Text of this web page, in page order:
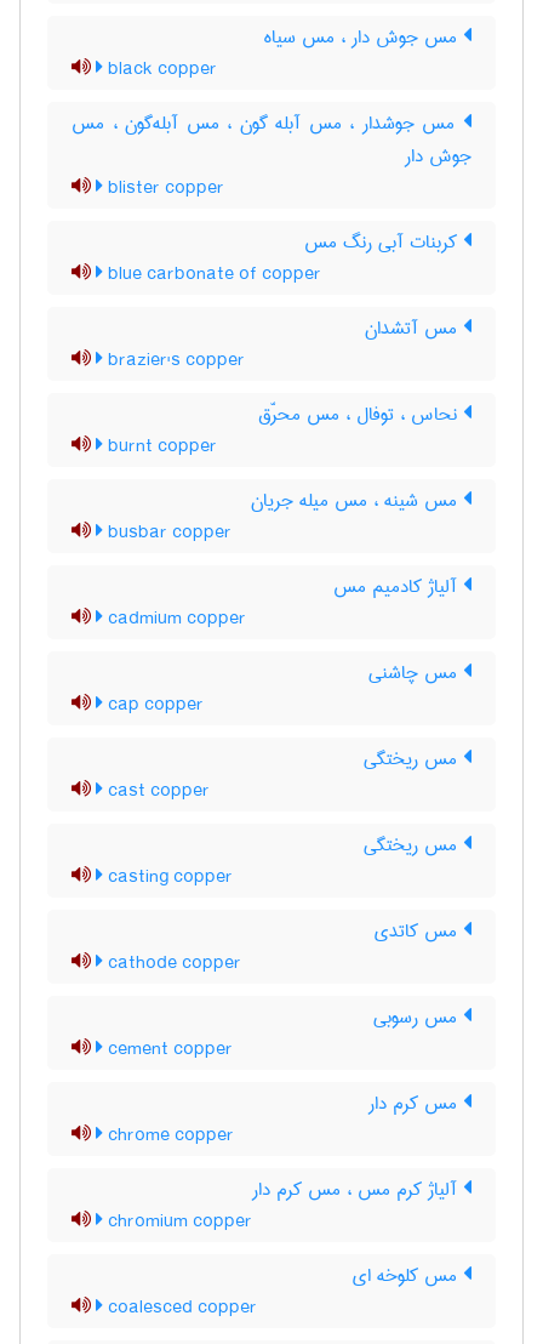
مس جوش دار ، مس سیاه
black copper
مس جوشدار ، مس آبله گون ، مس آبله‌گون ، مس
جوش دار
blister copper
کربنات آبی رنگ مس
blue carbonate of copper
مس آتشدان
brazier's copper
نحاس ، توفال ، مس محرّق
burnt copper
مس شینه ، مس میله جریان
busbar copper
آلیاژ کادمیم مس
cadmium copper
مس چاشنی
cap copper
مس ریختگی
cast copper
مس ریختگی
casting copper
مس کاتدی
cathode copper
مس رسوبی
cement copper
مس کرم دار
chrome copper
آلیاژ کرم مس ، مس کرم دار
chromium copper
مس کلوخه ای
coalesced copper